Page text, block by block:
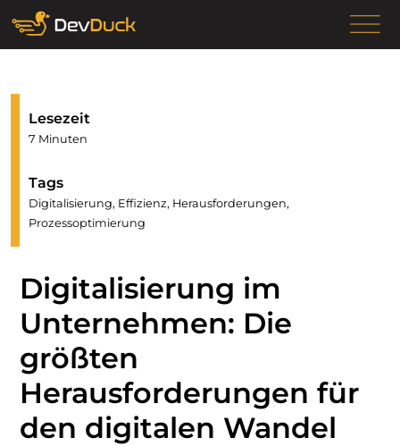
Lesezeit
7 Minuten
Tags
Digitalisierung, Effizienz, Herausforderungen,
Prozessoptimierung
Digitalisierung im
Unternehmen: Die
größten
Herausforderungen für
den digitalen Wandel